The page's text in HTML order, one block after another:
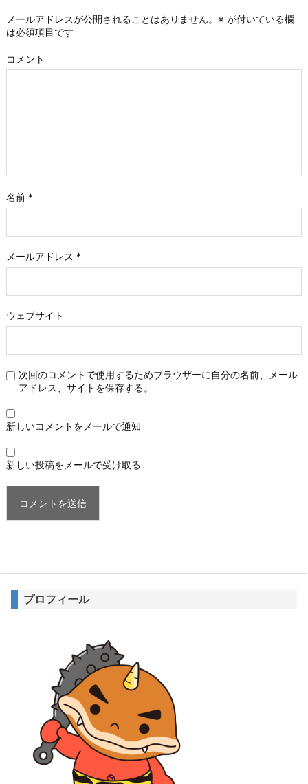
メールアドレスが公開されることはありません。 ※ が付いている欄
は必須項目です
コメント
名前 *
メールアドレス *
ウェブサイト
次回のコメントで使用するためブラウザーに自分の名前、メール
アドレス、サイトを保存する。
新しいコメントをメールで通知
新しい投稿をメールで受け取る
プロフィール